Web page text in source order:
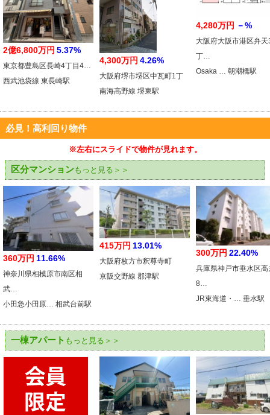
2億6,800万円 5.37%
東京都豊島区長崎4丁目4…
西武池袋線 東長崎駅
4,300万円 4.26%
大阪府堺市堺区中瓦町1丁
南海高野線 堺東駅
4,280万円 －%
大阪府大阪市港区弁天
丁…
Osaka … 朝潮橋駅
必見！高利回り物件
※左右にスライドで物件が見れます。
区分マンションもっと見る＞＞
360万円 11.66%
神奈川県相模原市南区相
武…
小田急小田原… 相武台前駅
415万円 13.01%
大阪府枚方市釈尊寺町
京阪交野線 郡津駅
300万円 22.40%
兵庫県神戸市垂水区高
8…
JR東海道・… 垂水駅
一棟アパート もっと見る＞＞